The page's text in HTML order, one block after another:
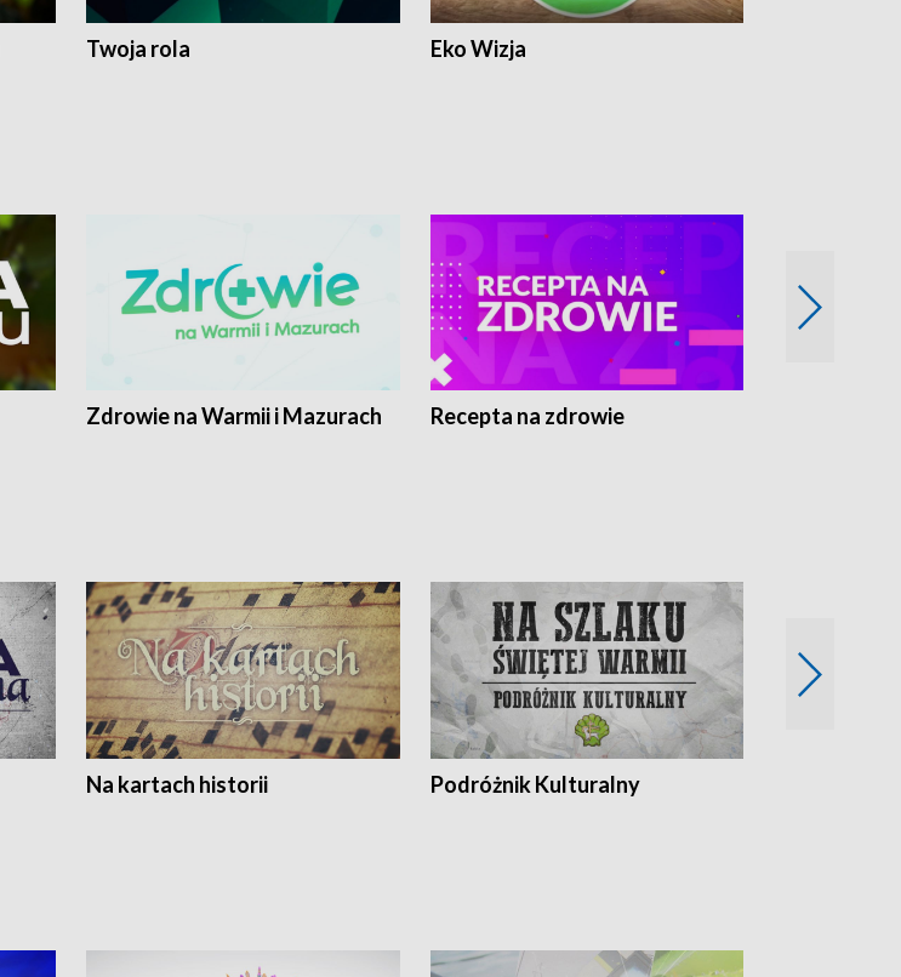
Twoja rola Eko Wizja
Zdrowie na Warmii i Mazurach Recepta na zdrowie
Na kartach historii Podróżnik Kulturalny